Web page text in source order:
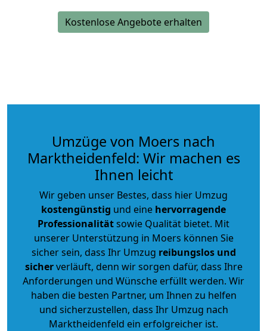
Kostenlose Angebote erhalten
Umzüge von Moers nach
Marktheidenfeld: Wir machen es
Ihnen leicht
Wir geben unser Bestes, dass hier Umzug
kostengünstig und eine hervorragende
Professionalitätsowie Qualität bietet. Mit
unserer Unterstützung in Moers können Sie
sicher sein, dass Ihr Umzug reibungslos und
sicherverläuft, denn wir sorgen dafür, dass Ihre
Anforderungen und Wünsche erfüllt werden. Wir
haben die besten Partner, um Ihnen zu helfen
und sicherzustellen, dass Ihr Umzug nach
Marktheidenfeld ein erfolgreicher ist.